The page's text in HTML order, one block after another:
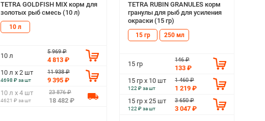
TETRA GOLDFISH MIX корм для
золотых рыб смесь (10 л)
10 л
10 л
5 969 ₽
4 813 ₽
10 л х 2 шт
4698 ₽ за шт
11 938 ₽
9 395 ₽
10 л х 4 шт
4621 ₽ за шт
23 876 ₽
18 482 ₽
TETRA RUBIN GRANULES корм
гранулы для рыб для усиления
окраски (15 гр)
15 гр 250 мл
15 гр
146 ₽
133 ₽
15 гр х 10 шт
122 ₽ за шт
1 460 ₽
1 219 ₽
15 гр х 25 шт
122 ₽ за шт
3 650 ₽
3 047 ₽